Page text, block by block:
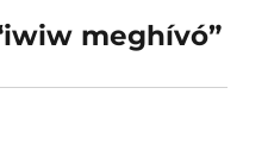
meghívó”